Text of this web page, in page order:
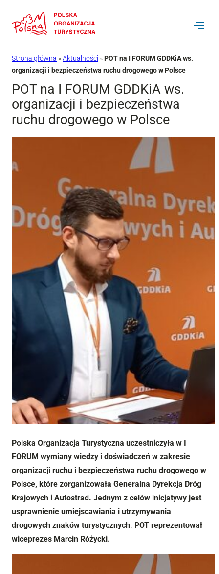
do
Strona główna »Aktualności »POT na I FORUM GDDKiA ws.
organizacji i bezpieczeństwa ruchu drogowego w Polsce
POT na I FORUM GDDKiA ws.
organizacji i bezpieczeństwa
ruchu drogowego w Polsce
Polska Organizacja Turystyczna uczestniczyła w I
FORUM wymiany wiedzy i doświadczeń w zakresie
organizacji ruchu i bezpieczeństwa ruchu drogowego w
Polsce, które zorganizowała Generalna Dyrekcja Dróg
Krajowych i Autostrad. Jednym z celów inicjatywy jest
usprawnienie umiejscawiania i utrzymywania
drogowych znaków turystycznych. POT reprezentował
wiceprezes Marcin Różycki.